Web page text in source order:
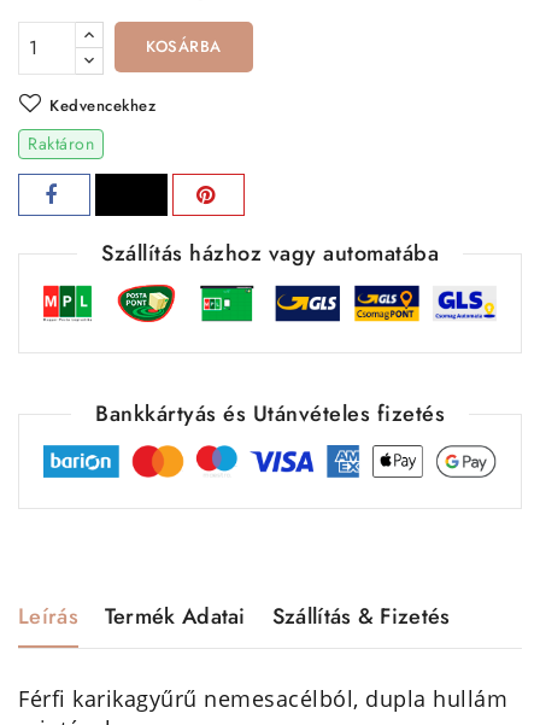
KOSÁRBA
Kedvencekhez
Raktáron
Szállítás házhoz vagy automatába
Bankkártyás és Utánvételes fizetés
Leírás Termék Adatai Szállítás & Fizetés
Férfi karikagyűrű nemesacélból, dupla hullám